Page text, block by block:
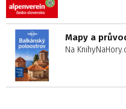
Mapy a
Na